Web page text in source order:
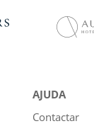
AJUDA
Contactar